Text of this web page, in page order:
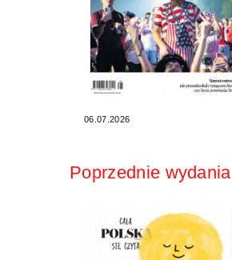
06.07.2026
Poprzednie wydania